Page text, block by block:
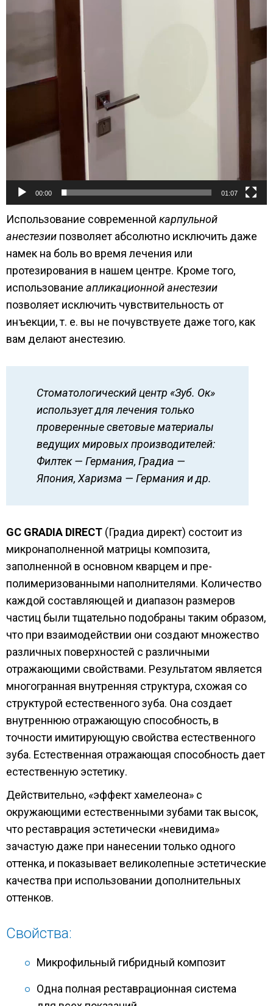
00:00 01:07
Использование современной карпульной
анестезии позволяет абсолютно исключить даже
намек на боль во время лечения или
протезирования в нашем центре. Кроме того,
использование апликационной анестезии
позволяет исключить чувствительность от
инъекции, т. е. вы не почувствуете даже того, как
вам делают анестезию.
Стоматологический центр «Зуб. Ок»
использует для лечения только
проверенные световые материалы
ведущих мировых производителей:
Филтек — Германия, Градиа —
Япония, Харизма — Германия и др.
GC GRADIA DIRECT (Градиа директ) состоит из
микронаполненной матрицы композита,
заполненной в основном кварцем и пре-
полимеризованными наполнителями. Количество
каждой составляющей и диапазон размеров
частиц были тщательно подобраны таким образом,
что при взаимодействии они создают множество
различных поверхностей с различными
отражающими свойствами. Результатом является
многогранная внутренняя структура, схожая со
структурой естественного зуба. Она создает
внутреннюю отражающую способность, в
точности имитирующую свойства естественного
зуба. Естественная отражающая способность дает
естественную эстетику.
Действительно, «эффект хамелеона» с
окружающими естественными зубами так высок,
что реставрация эстетически «невидима»
зачастую даже при нанесении только одного
оттенка, и показывает великолепные эстетические
качества при использовании дополнительных
оттенков.
Свойства:
Микрофильный гибридный композит
Одна полная реставрационная система